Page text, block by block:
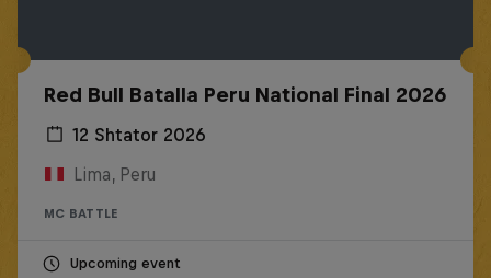
Red Bull Batalla Peru National Final 2026
12 Shtator 2026
Lima, Peru
MC BATTLE
Upcoming event